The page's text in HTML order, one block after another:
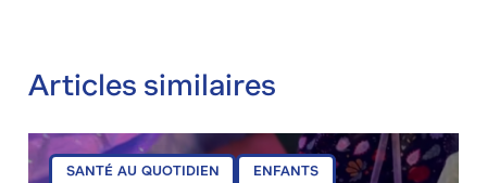
Articles similaires
SANTÉ AU QUOTIDIEN ENFANTS
lun 27/07/2026 - 15:21